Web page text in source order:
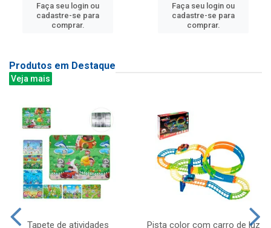
Faça seu login ou
cadastre-se para
comprar.
Faça seu login ou
cadastre-se para
comprar.
Produtos em Destaque
Veja mais
Tapete de atividades
Pista color com carro de luz